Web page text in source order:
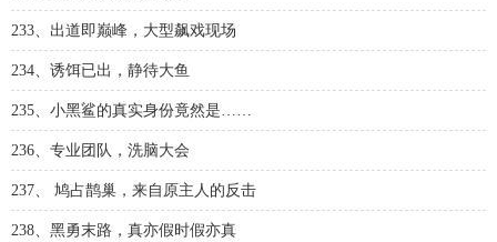
233、出道即巅峰，大型飙戏现场
234、诱饵已出，静待大鱼
235、小黑鲨的真实身份竟然是……
236、专业团队，洗脑大会
237、 鸠占鹊巢，来自原主人的反击
238、黑勇末路，真亦假时假亦真